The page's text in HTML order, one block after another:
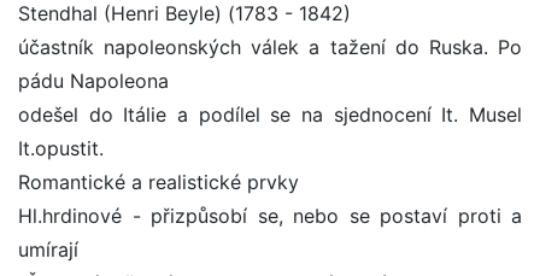
Stendhal (Henri Beyle) (1783 - 1842)
účastník napoleonských válek a tažení do Ruska. Po
pádu Napoleona
odešel do Itálie a podílel se na sjednocení It. Musel
It.opustit.
Romantické a realistické prvky
Hl.hrdinové - přizpůsobí se, nebo se postaví proti a
umírají